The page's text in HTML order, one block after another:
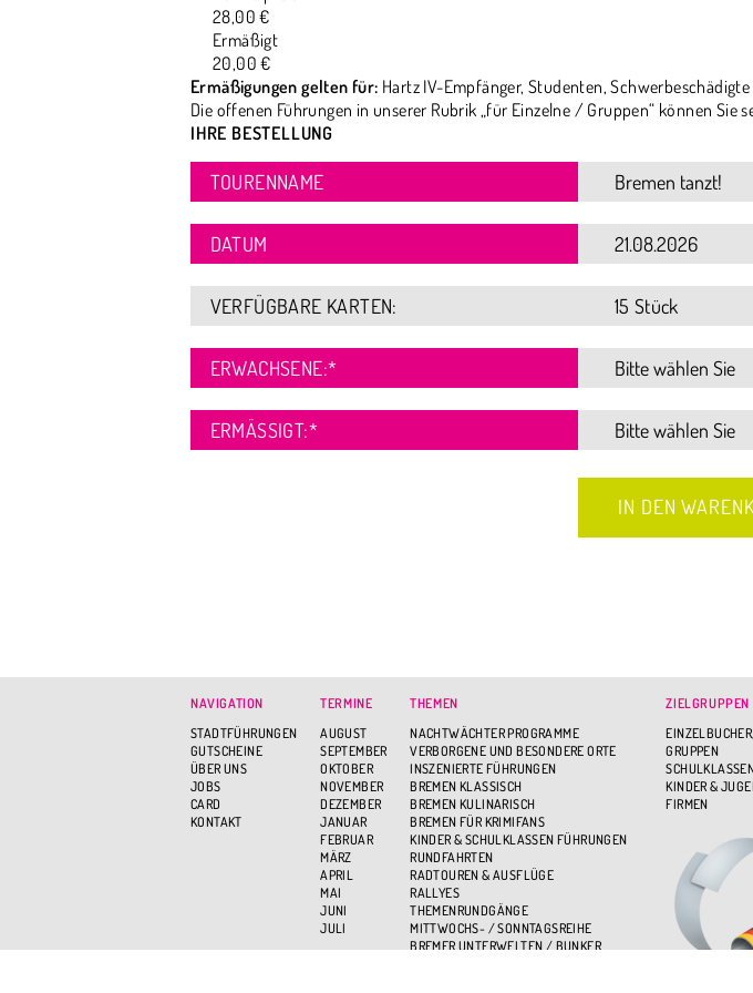
28,00 €
Ermäßigt
20,00 €
Ermäßigungen gelten für: Hartz IV-Empfänger, Studenten,
Die offenen Führungen in unserer Rubrik „für Einzelne / Gruppen“ können
IHRE BESTELLUNG
TOURENNAME
DATUM
VERFÜGBARE KARTEN: 15 Stück
ERWACHSENE:*
ERMÄSSIGT: *
NAVIGATION
STADTFÜHRUNGEN
GUTSCHEINE
ÜBER UNS
JOBS
CARD
KONTAKT
TERMINE
AUGUST
SEPTEMBER
OKTOBER
NOVEMBER
DEZEMBER
JANUAR
FEBRUAR
MÄRZ
APRIL
MAI
JUNI
JULI
THEMEN
NACHTWÄCHTER PROGRAMME
VERBORGENE UND BESONDERE ORTE
INSZENIERTE FÜHRUNGEN
BREMEN KLASSISCH
BREMEN KULINARISCH
BREMEN FÜR KRIMIFANS
KINDER & SCHULKLASSEN FÜHRUNGEN
RUNDFAHRTEN
RADTOUREN & AUSFLÜGE
RALLYES
THEMENRUNDGÄNGE
MITTWOCHS- / SONNTAGSREIHE
BREMER UNTERWELTEN / BUNKER
ZIELGRUPPEN
GRUPPEN
KINDER &
FIRMEN